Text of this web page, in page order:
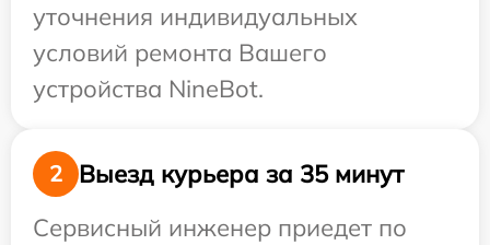
уточнения индивидуальных
условий ремонта Вашего
устройства NineBot.
2
Выезд курьера за 35 минут
Сервисный инженер приедет по